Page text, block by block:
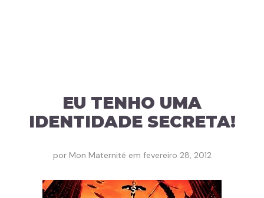
EU TENHO UMA
IDENTIDADE SECRETA!
por Mon Maternité em fevereiro 28, 2012